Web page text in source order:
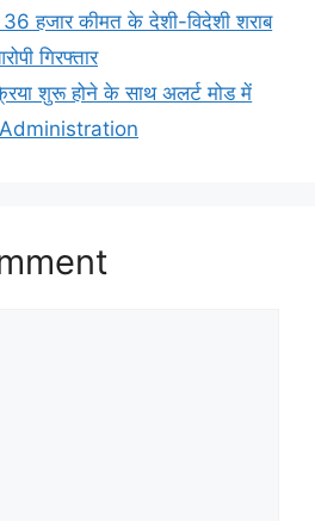
हजार कीमत के देशी-विदेशी शराब
गिरफ्तार
शुरू होने के साथ अलर्ट मोड में